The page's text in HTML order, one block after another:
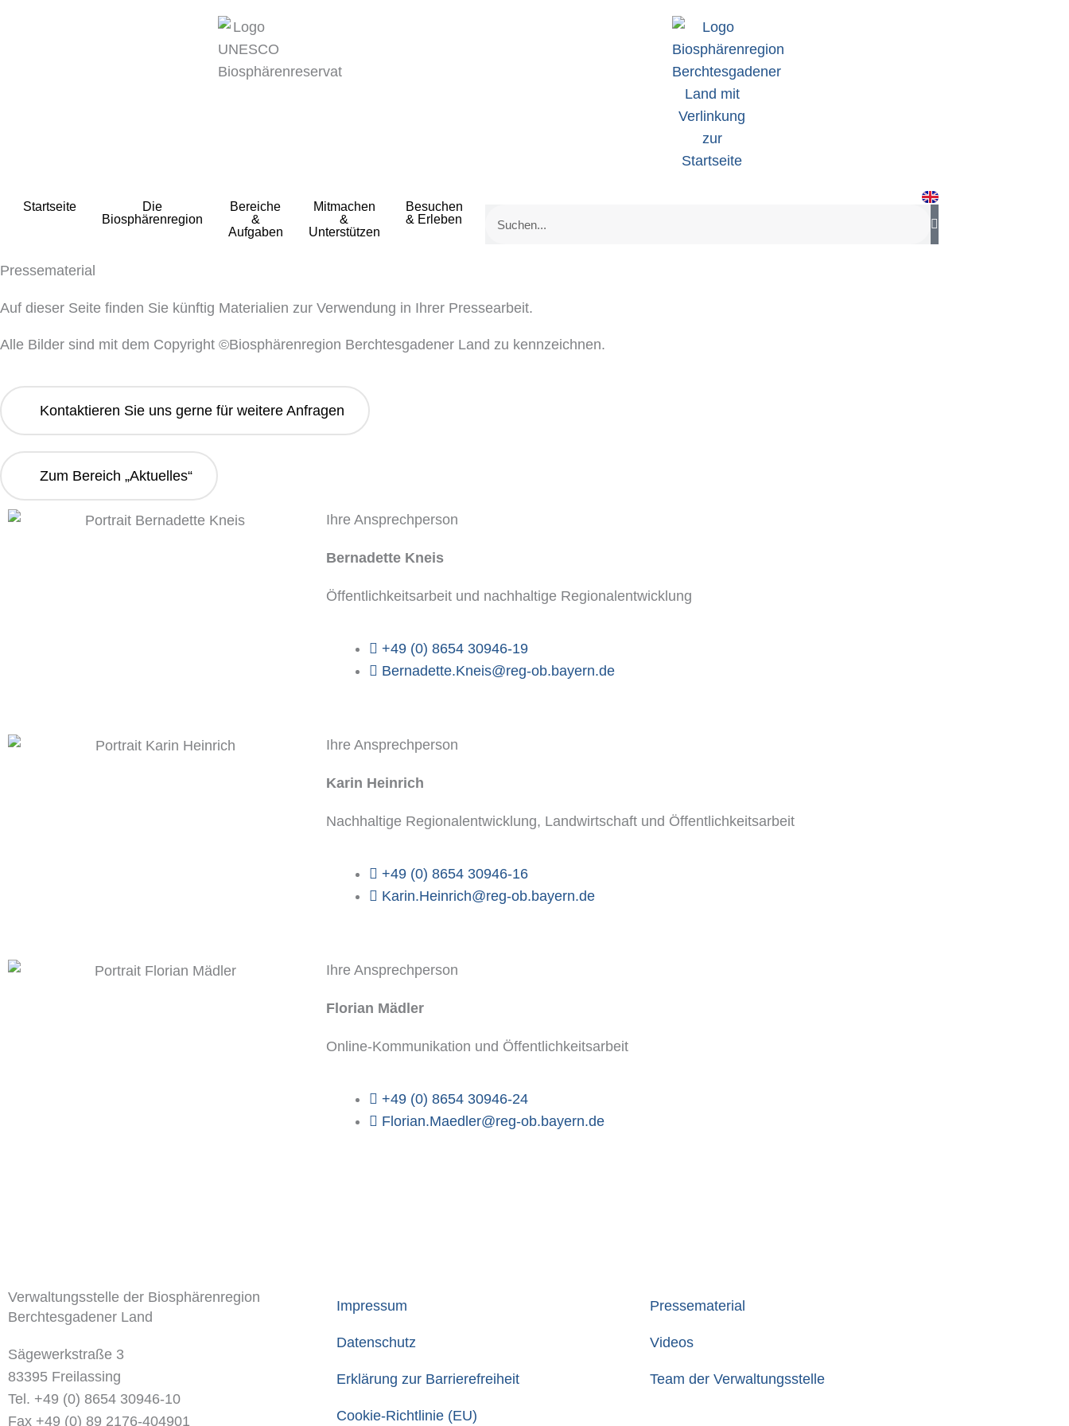
Startseite
Die
Biosphärenregion
Bereiche
&
Aufgaben
Mitmachen
&
Unterstützen
Besuchen
& Erleben
Pressematerial
Auf dieser Seite finden Sie künftig Materialien zur Verwendung in Ihrer Pressearbeit.
Alle Bilder sind mit dem Copyright ©Biosphärenregion Berchtesgadener Land zu kennzeichnen.
Kontaktieren Sie uns gerne für weitere Anfragen
Zum Bereich „Aktuelles“
Ihre Ansprechperson
Bernadette Kneis
Öffentlichkeitsarbeit und nachhaltige Regionalentwicklung
+49 (0) 8654 30946-19
Bernadette.Kneis@reg-ob.bayern.de
Ihre Ansprechperson
Karin Heinrich
Nachhaltige Regionalentwicklung, Landwirtschaft und Öffentlichkeitsarbeit
+49 (0) 8654 30946-16
Karin.Heinrich@reg-ob.bayern.de
Ihre Ansprechperson
Florian Mädler
Online-Kommunikation und Öffentlichkeitsarbeit
+49 (0) 8654 30946-24
Florian.Maedler@reg-ob.bayern.de
Verwaltungsstelle der Biosphärenregion
Berchtesgadener Land
Sägewerkstraße 3
83395 Freilassing
Tel. +49 (0) 8654 30946-10
Fax +49 (0) 89 2176-404901
Impressum
Datenschutz
Erklärung zur Barrierefreiheit
Cookie-Richtlinie (EU)
Pressematerial
Videos
Team der Verwaltungsstelle